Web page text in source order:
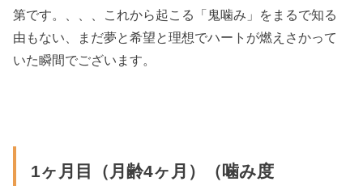
第です。、、、これから起こる「鬼噛み」をまるで知る
由もない、まだ夢と希望と理想でハートが燃えさかって
いた瞬間でございます。
1ヶ月目（月齢4ヶ月）（噛み度